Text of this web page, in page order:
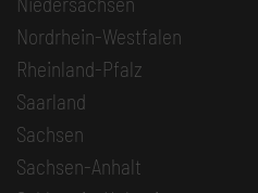
Nordrhein-Westfalen
Rheinland-Pfalz
Saarland
Sachsen
Sachsen-Anhalt